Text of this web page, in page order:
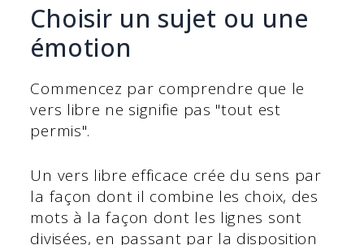
Choisir un sujet ou une
émotion
Commencez par comprendre que le
vers libre ne signifie pas "tout est
permis".
Un vers libre efficace crée du sens par
la façon dont il combine les choix, des
mots à la façon dont les lignes sont
divisées, en passant par la disposition